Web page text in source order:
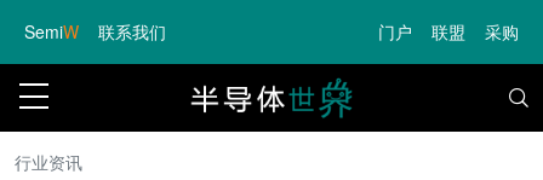
SemiW 联系我们 门户 联盟 采购
行业资讯